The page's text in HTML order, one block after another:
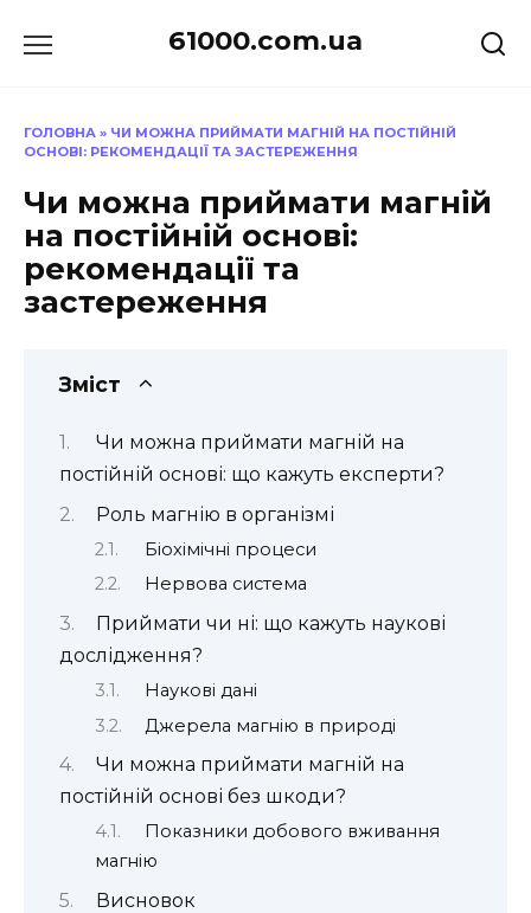
до
61000.com.ua
ГОЛОВНА » ЧИ МОЖНА ПРИЙМАТИ МАГНІЙ НА ПОСТІЙНІЙ
ОСНОВІ: РЕКОМЕНДАЦІЇ ТА ЗАСТЕРЕЖЕННЯ
Чи можна приймати магній
на постійній основі:
рекомендації та
застереження
Зміст
Чи можна приймати магній на
постійній основі: що кажуть експерти?
Роль магнію в організмі
Біохімічні процеси
Нервова система
Приймати чи ні: що кажуть наукові
дослідження?
Наукові дані
Джерела магнію в природі
Чи можна приймати магній на
постійній основі без шкоди?
Показники добового вживання
магнію
Висновок